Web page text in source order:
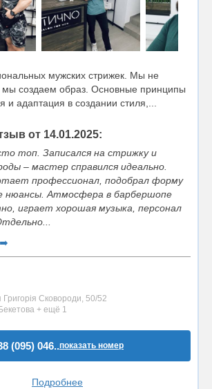
мужских стрижек. Мы не
мы создаем образ. Основные принципы
и адаптация в создании стиля,...
от 14.01.2025:
топ. Записался на стрижку и
– мастер справился идеально.
профессионал, подобрал форму
нюансы. Атмосфера в барбершопе
играет хорошая музыка, персонал
➡️
Григорія Сковороди, 50/52
+ ещё 1
(095) 046..показать номер
Подробнее